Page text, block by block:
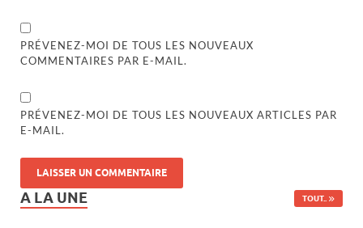
PRÉVENEZ-MOI DE TOUS LES NOUVEAUX
COMMENTAIRES PAR E-MAIL.
PRÉVENEZ-MOI DE TOUS LES NOUVEAUX ARTICLES PAR
E-MAIL.
A LA UNE TOUT..